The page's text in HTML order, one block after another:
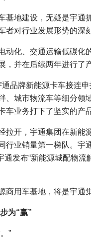
地建设，无疑是宇通
者对行业发展形势的深
化、交通运输低碳化
，并在后续两年进行了
牌新能源卡车接连申
、城市物流车等细分领
车业务打下了坚实的产
开，宇通集团在新能
行业销量第一梯队。
发布“新能源城配物
车基地，将是宇通集
为“赢”
”